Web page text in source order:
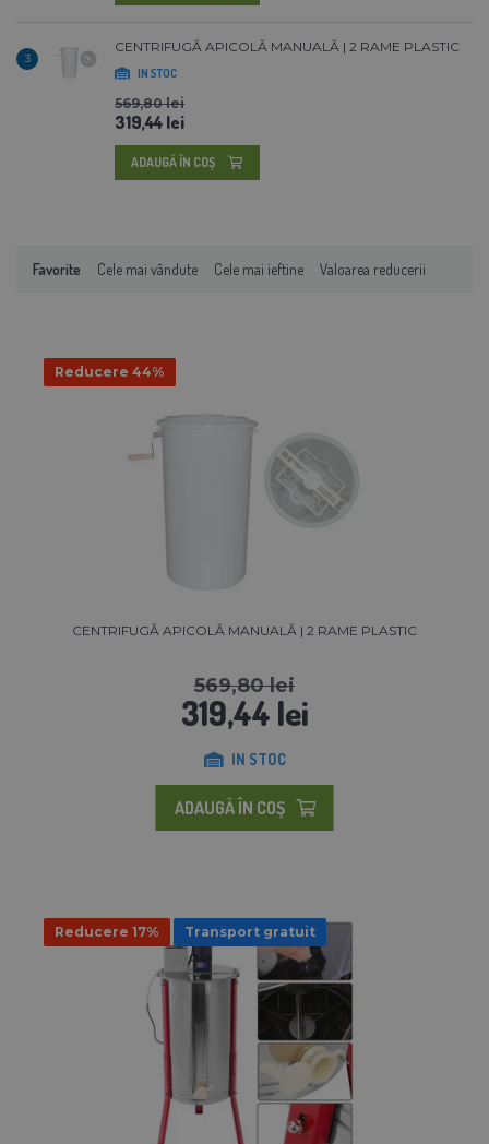
3
CENTRIFUGĂ APICOLĂ MANUALĂ | 2 RAME PLASTIC
IN STOC
569,80 lei
319,44 lei
ADAUGĂ ÎN COŞ
Favorite Cele mai vândute Cele mai ieftine Valoarea reducerii
Reducere 44%
CENTRIFUGĂ APICOLĂ MANUALĂ | 2 RAME PLASTIC
569,80 lei
319,44 lei
IN STOC
ADAUGĂ ÎN COŞ
Reducere 17% Transport gratuit